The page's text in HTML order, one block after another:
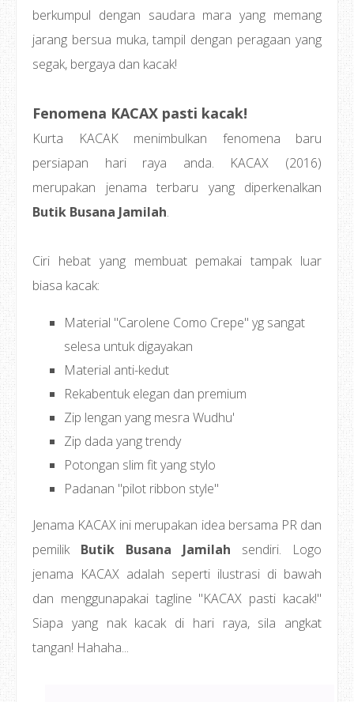
berkumpul dengan saudara mara yang memang
jarang bersua muka, tampil dengan peragaan yang
segak, bergaya dan kacak!
Fenomena KACAX pasti kacak!
Kurta KACAK menimbulkan fenomena baru
persiapan hari raya anda. KACAX (2016)
merupakan jenama terbaru yang diperkenalkan
Butik Busana Jamilah.
Ciri hebat yang membuat pemakai tampak luar
biasa kacak:
Material "Carolene Como Crepe" yg sangat
selesa untuk digayakan
Material anti-kedut
Rekabentuk elegan dan premium
Zip lengan yang mesra Wudhu'
Zip dada yang trendy
Potongan slim fit yang stylo
Padanan "pilot ribbon style"
Jenama KACAX ini merupakan idea bersama PR dan
pemilik Butik Busana Jamilah sendiri. Logo
jenama KACAX adalah seperti ilustrasi di bawah
dan menggunapakai tagline "KACAX pasti kacak!"
Siapa yang nak kacak di hari raya, sila angkat
tangan! Hahaha...